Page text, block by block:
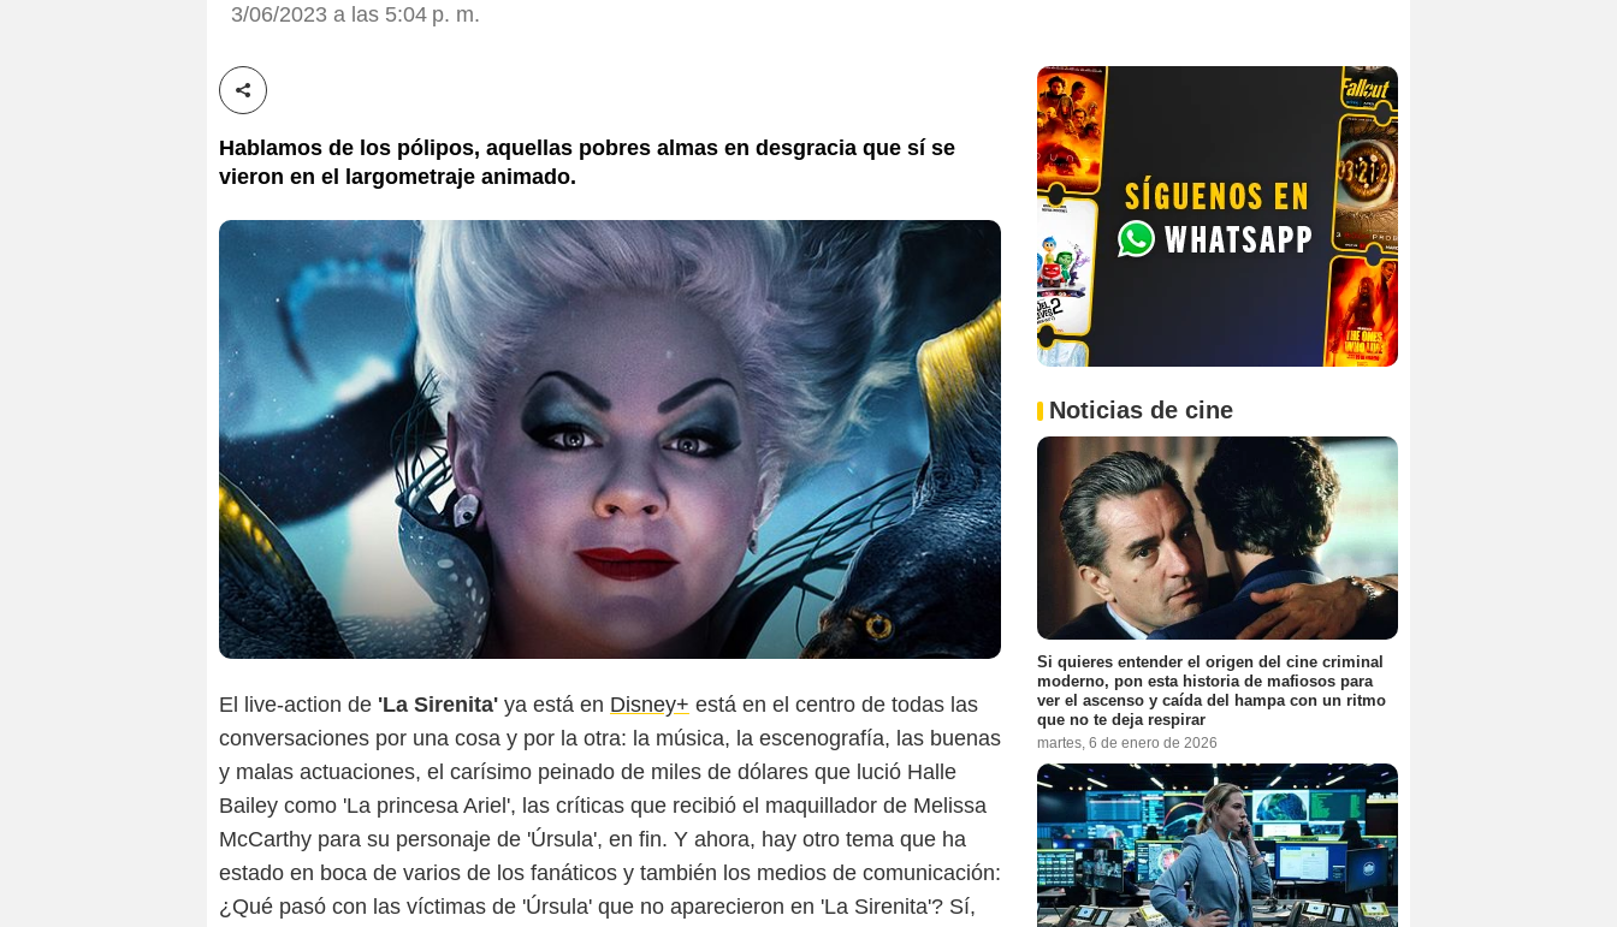
3/06/2023 a las 5:04 p. m.
Compartir esta noticia
Hablamos de los pólipos, aquellas pobres almas en desgracia que sí se
vieron en el largometraje animado.
El live-action de 'La Sirenita' ya está en Disney+ está en el centro de todas las
conversaciones por una cosa y por la otra: la música, la escenografía, las buenas
y malas actuaciones, el carísimo peinado de miles de dólares que lució Halle
Bailey como 'La princesa Ariel', las críticas que recibió el maquillador de Melissa
McCarthy para su personaje de 'Úrsula', en fin. Y ahora, hay otro tema que ha
estado en boca de varios de los fanáticos y también los medios de comunicación:
¿Qué pasó con las víctimas de 'Úrsula' que no aparecieron en 'La Sirenita'? Sí,
Walt Disney Pictures
Noticias de cine
Si quieres entender el origen del cine criminal
moderno, pon esta historia de mafiosos para
ver el ascenso y caída del hampa con un ritmo
que no te deja respirar
martes, 6 de enero de 2026